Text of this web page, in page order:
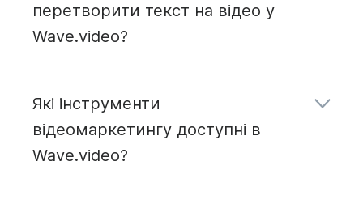
перетворити текст на відео у
Wave.video?
платними планами.
Які інструменти
відеомаркетингу доступні в
Wave.video?